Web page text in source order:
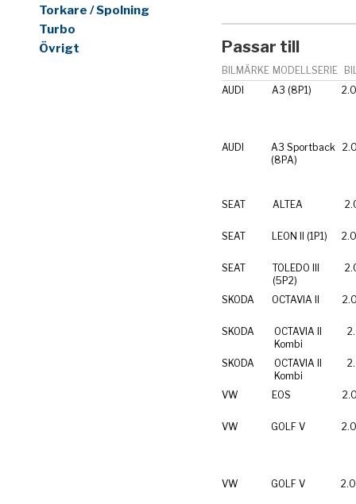
Torkare / Spolning
Turbo
Övrigt
Passar till
BILMÄRKE MODELLSERIE
AUDI
A3 (8P1)
AUDI
A3 Sportback
(8PA)
SEAT ALTEA
SEAT LEON II (1P1)
SEAT
TOLEDO III
(5P2)
SKODA OCTAVIA II
SKODA
OCTAVIA II
Kombi
SKODA
OCTAVIA II
Kombi
VW EOS
VW GOLF V
VW GOLF V